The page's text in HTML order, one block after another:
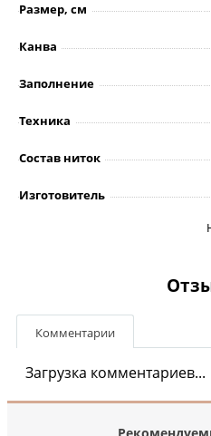
Размер, см
Канва
Заполнение
Техника
Состав ниток
Изготовитель
Комментарии
Загрузка комментариев...